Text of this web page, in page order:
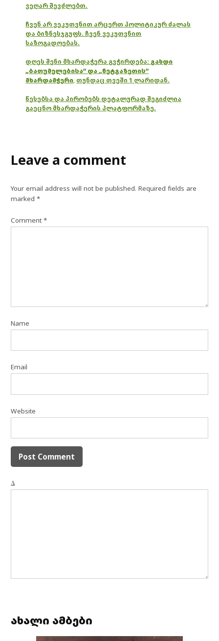
ვეღარ შევძლებთ.
ჩვენ არ ვეკუთვნით არცერთ პოლიტიკურ ძალას
და ბიზნესჯგუფს. ჩვენ ვეკუთვნით
საზოგადოებას.
დღეს შენი მხარდაჭერა გვჭირდება: გახდი
„ბათუმელებისა“ და „ნეტგაზეთის“
მხარდამჭერი, თუნდაც თვეში 1 ლარიდან.
წესებსა და პირობებს დეტალურად შეგიძლია
გაეცნო მხარდაჭერის პლატფორმაზე.
Leave a comment
Your email address will not be published. Required fields are
marked*
Comment*
Name
Email
Website
Δ
ახალი ამბები